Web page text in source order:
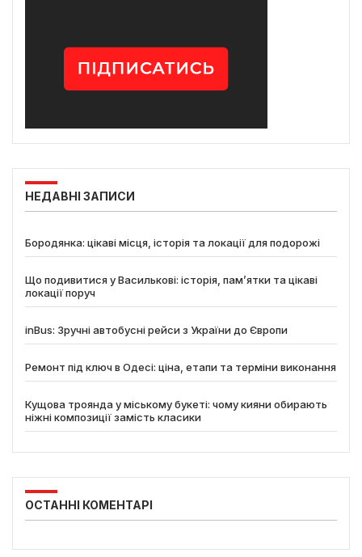
НЕДАВНІ ЗАПИСИ
Бородянка: цікаві місця, історія та локації для подорожі
Що подивитися у Василькові: історія, пам’ятки та цікаві
локації поруч
inBus: Зручні автобусні рейси з України до Європи
Ремонт під ключ в Одесі: ціна, етапи та терміни виконання
Кущова троянда у міському букеті: чому кияни обирають
ніжні композиції замість класики
ОСТАННІ КОМЕНТАРІ